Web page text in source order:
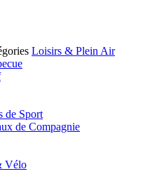
Loisirs & Plein Air
de Sport
de Compagnie
Vélo